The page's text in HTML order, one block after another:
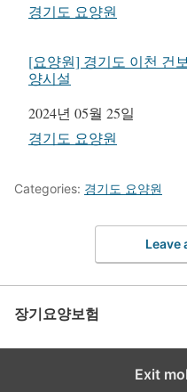
관련 항목
경기도 요양원
[요양원] 경기도 이천 건
양시설
일자
2024년 05월 25일
관련 항목
경기도 요양원
Categories: 경기도 요양원
Leave
장기요양보험
Exit